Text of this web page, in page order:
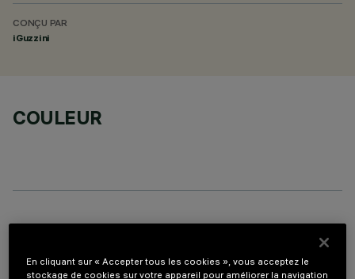
CONÇU PAR
iGuzzini
COULEUR
En cliquant sur « Accepter tous les cookies », vous acceptez le
stockage de cookies sur votre appareil pour améliorer la navigation